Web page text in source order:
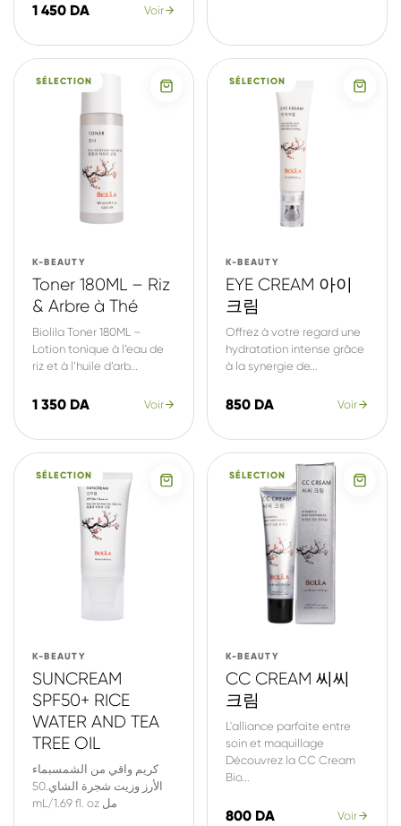
1 450 DA Voir
SÉLECTION
K-BEAUTY
Toner 180ML – Riz
& Arbre à Thé
Biolila Toner 180ML –
Lotion tonique à l’eau de
riz et à l’huile d’arb...
1 350 DA Voir
SÉLECTION
K-BEAUTY
EYE CREAM 아이
크림
Offrez à votre regard une
hydratation intense grâce
à la synergie de...
850 DA Voir
SÉLECTION
K-BEAUTY
SUNCREAM
SPF50+ RICE
WATER AND TEA
TREE OIL
كريم واقي من الشمسبماء
الأرز وزيت شجرة الشاي.50
mL/1.69 fl. oz مل
SÉLECTION
K-BEAUTY
CC CREAM 씨씨
크림
L'alliance parfaite entre
soin et maquillage
Découvrez la CC Cream
Bio...
800 DA Voir